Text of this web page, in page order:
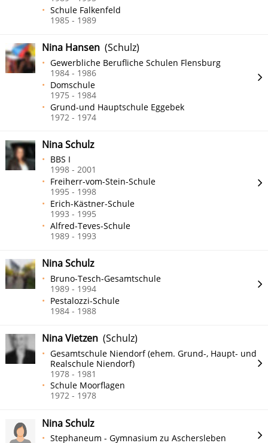
Schule Falkenfeld
1985 - 1989
Nina Hansen (Schulz)
Gewerbliche Berufliche Schulen Flensburg
1984 - 1986
Domschule
1975 - 1984
Grund-und Hauptschule Eggebek
1972 - 1974
Nina Schulz
BBS I
1998 - 2001
Freiherr-vom-Stein-Schule
1995 - 1998
Erich-Kästner-Schule
1993 - 1995
Alfred-Teves-Schule
1989 - 1993
Nina Schulz
Bruno-Tesch-Gesamtschule
1989 - 1994
Pestalozzi-Schule
1984 - 1988
Nina Vietzen (Schulz)
Gesamtschule Niendorf (ehem. Grund-, Haupt- und
Realschule Niendorf)
1978 - 1981
Schule Moorflagen
1972 - 1978
Nina Schulz
Stephaneum - Gymnasium zu Aschersleben